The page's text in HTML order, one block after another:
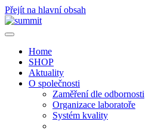
Přejít na hlavní obsah
Home
SHOP
Aktuality
O společnosti
Zaměření dle odbornosti
Organizace laboratoře
Systém kvality